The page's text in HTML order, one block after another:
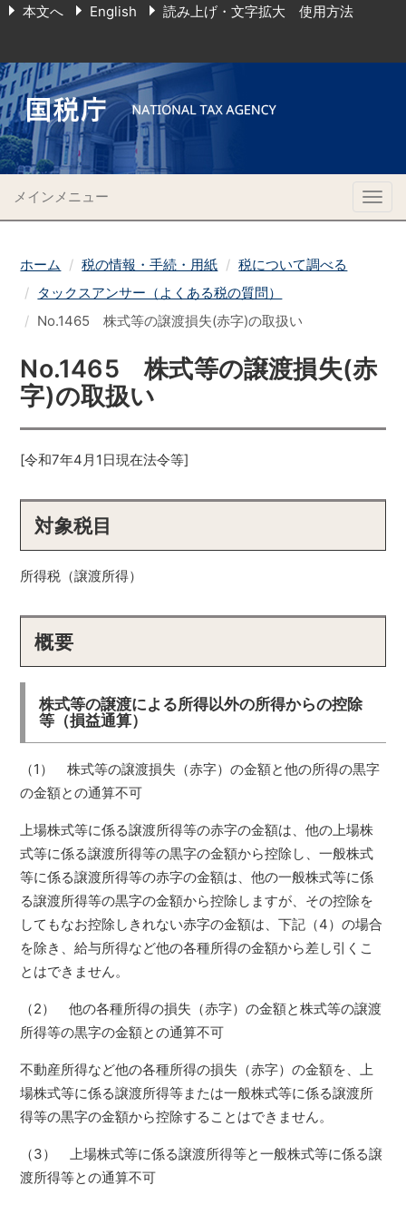
本文へ English 読み上げ・文字拡大 使用方法
メインメニュー
ホーム 税の情報・手続・用紙
税について調べる
タックスアンサー（よくある税の質問）
No.1465 株式等の譲渡損失(赤字)の取扱い
No.1465 株式等の譲渡損失(赤
字)の取扱い
[令和7年4月1日現在法令等]
対象税目
所得税（譲渡所得）
概要
株式等の譲渡による所得以外の所得からの控除
等（損益通算）
（1） 株式等の譲渡損失（赤字）の金額と他の所得の黒字
の金額との通算不可
上場株式等に係る譲渡所得等の赤字の金額は、他の上場株
式等に係る譲渡所得等の黒字の金額から控除し、一般株式
等に係る譲渡所得等の赤字の金額は、他の一般株式等に係
る譲渡所得等の黒字の金額から控除しますが、その控除を
してもなお控除しきれない赤字の金額は、下記（4）の場合
を除き、給与所得など他の各種所得の金額から差し引くこ
とはできません。
（2） 他の各種所得の損失（赤字）の金額と株式等の譲渡
所得等の黒字の金額との通算不可
不動産所得など他の各種所得の損失（赤字）の金額を、上
場株式等に係る譲渡所得等または一般株式等に係る譲渡所
得等の黒字の金額から控除することはできません。
（3） 上場株式等に係る譲渡所得等と一般株式等に係る譲
渡所得等との通算不可